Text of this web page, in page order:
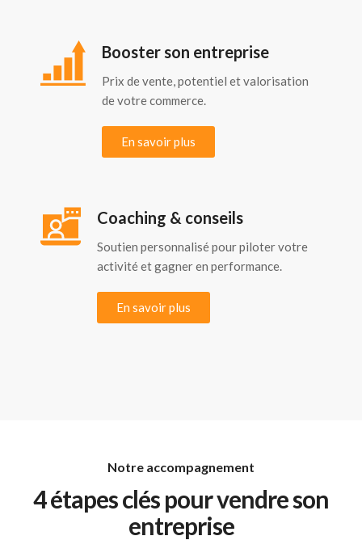
Booster son entreprise
Prix de vente, potentiel et valorisation
de votre commerce.
En savoir plus
Coaching & conseils
Soutien personnalisé pour piloter votre
activité et gagner en performance.
En savoir plus
Notre accompagnement
4 étapes clés pour vendre son
entreprise